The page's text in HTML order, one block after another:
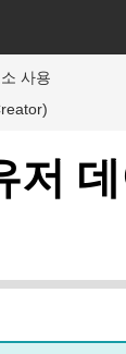
사용
저